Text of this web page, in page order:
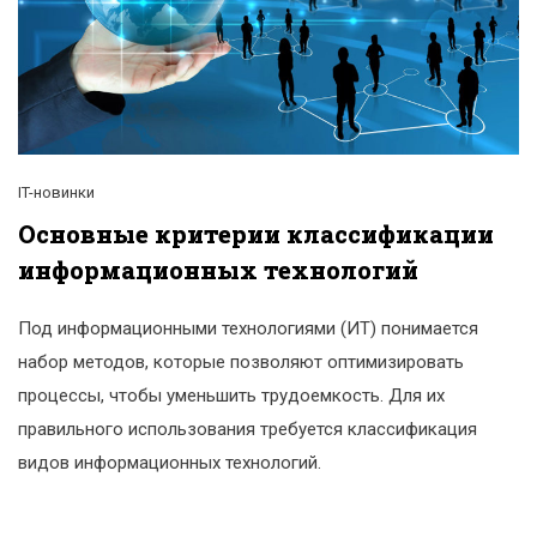
IT-новинки
Основные критерии классификации
информационных технологий
Под информационными технологиями (ИТ) понимается
набор методов, которые позволяют оптимизировать
процессы, чтобы уменьшить трудоемкость. Для их
правильного использования требуется классификация
видов информационных технологий.